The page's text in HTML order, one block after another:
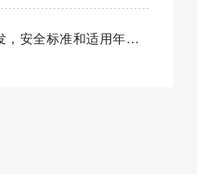
儿童用品小程序开发，安全标准和适用年龄得标清楚